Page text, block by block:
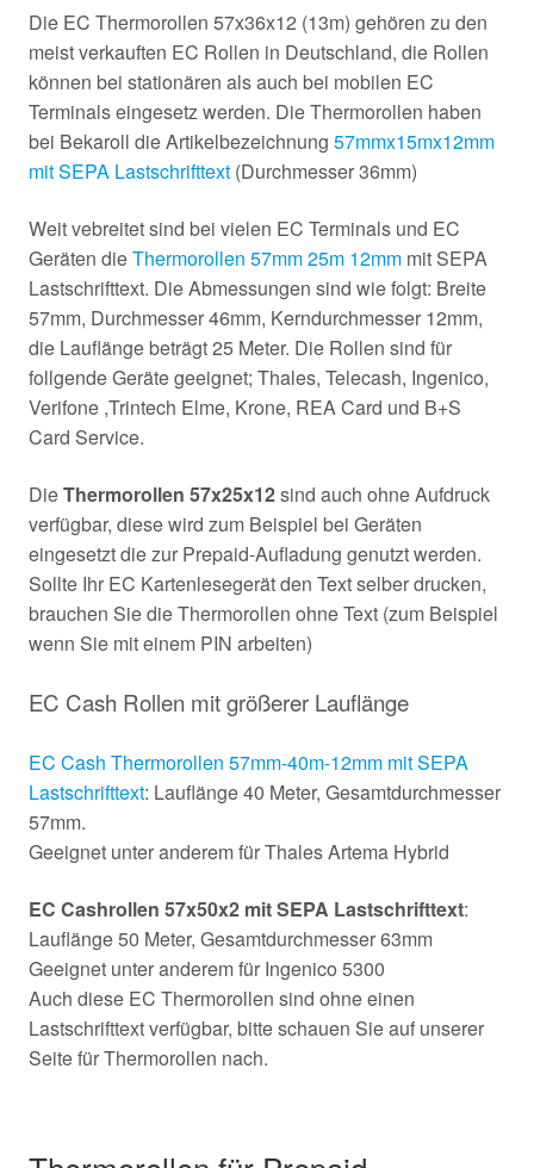
Die EC Thermorollen 57x36x12 (13m) gehören zu den
meist verkauften EC Rollen in Deutschland, die Rollen
können bei stationären als auch bei mobilen EC
Terminals eingesetz werden. Die Thermorollen haben
bei Bekaroll die Artikelbezeichnung 57mmx15mx12mm
mit SEPA Lastschrifttext (Durchmesser 36mm)
Weit vebreitet sind bei vielen EC Terminals und EC
Geräten dieThermorollen 57mm 25m 12mm mit SEPA
Lastschrifttext. Die Abmessungen sind wie folgt: Breite
57mm, Durchmesser 46mm, Kerndurchmesser 12mm,
die Lauflänge beträgt 25 Meter. Die Rollen sind für
follgende Geräte geeignet; Thales, Telecash, Ingenico,
Verifone ,Trintech Elme, Krone, REA Card und B+S
Card Service.
DieThermorollen 57x25x12sind auch ohne Aufdruck
verfügbar, diese wird zum Beispiel bei Geräten
eingesetzt die zur Prepaid-Aufladung genutzt werden.
Sollte Ihr EC Kartenlesegerät den Text selber drucken,
brauchen Sie die Thermorollen ohne Text (zum Beispiel
wenn Sie mit einem PIN arbeiten)
EC Cash Rollen mit größerer Lauflänge
EC Cash Thermorollen 57mm-40m-12mm mit SEPA
Lastschrifttext: Lauflänge 40 Meter, Gesamtdurchmesser
57mm.
Geeignet unter anderem für Thales Artema Hybrid
EC Cashrollen 57x50x2 mit SEPA Lastschrifttext:
Lauflänge 50 Meter, Gesamtdurchmesser 63mm
Geeignet unter anderem für Ingenico 5300
Auch diese EC Thermorollen sind ohne einen
Lastschrifttext verfügbar, bitte schauen Sie auf unserer
Seite für Thermorollen nach.